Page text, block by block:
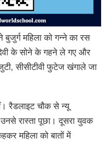
महिला को गन्ने का रस
देवी के सोने के गहने ले गए और
सीसीटीवी फुटेज खंगाले जा
रैडलाइट चौक से न्यू
रास्ता पूछा। दूसरा युवक
महिला को बातों में